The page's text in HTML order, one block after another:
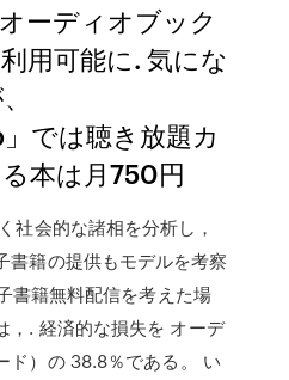
ーディオブック
用可能に. 気にな
では聴き放題カ
本は月750円
社会的な諸相を分析し，
書籍の提供もモデルを考察
書籍無料配信を考えた場
，. 経済的な損失を オーデ
ド）の 38.8％である。 い